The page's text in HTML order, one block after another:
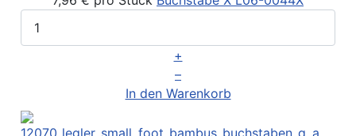
+
–
In den Warenkorb